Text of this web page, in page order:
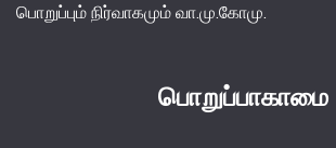
பொறுப்பும் நிர்வாகமும் வா.மு.கோமு.
பொறுப்பாகாமை